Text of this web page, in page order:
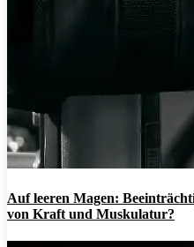
Auf leeren Magen:
von Kraft und Muskulatur?